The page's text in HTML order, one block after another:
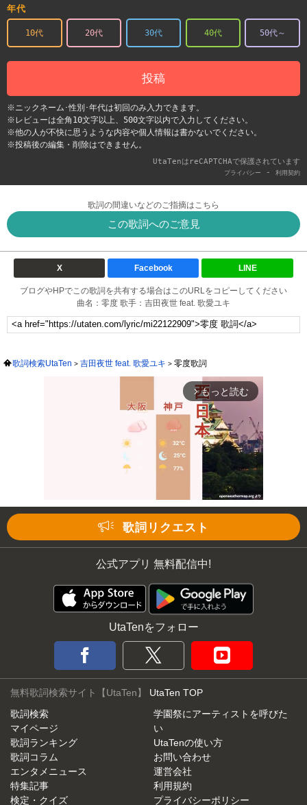
年代
10代 20代 30代 40代 50代～
投稿
※ニックネーム･性別･年代は初回のみ入力できます。
※レビューは全角10文字以上、500文字以内で入力してください。
※他の人が不快に思うような内容や個人情報は書かないでください。
※投稿後の編集・削除はできません。
UtaTenはreCAPTCHAで保護されています
プライバシー - 利用契約
歌詞の間違いなどのご指摘はこちら
この歌詞へのご意見
X Facebook LINE
ブログやHPでこの歌詞を共有する場合はこのURLをコピーしてください
曲名：零度 歌手：吉田夜世 feat. 歌愛ユキ
歌詞検索UtaTen 吉田夜世 feat. 歌愛ユキ 零度歌詞
arrow_forward_ios もっと読む
歌詞リクエスト
公式アプリ 無料配信中!
UtaTenをフォロー
無料歌詞検索サイト【UtaTen】 UtaTen TOP
歌詞検索
マイページ
歌詞ランキング
歌詞コラム
エンタメニュース
特集記事
検定・クイズ
学園祭にアーティストを呼びた
い
UtaTenの使い方
お問い合わせ
運営会社
利用規約
プライバシーポリシー